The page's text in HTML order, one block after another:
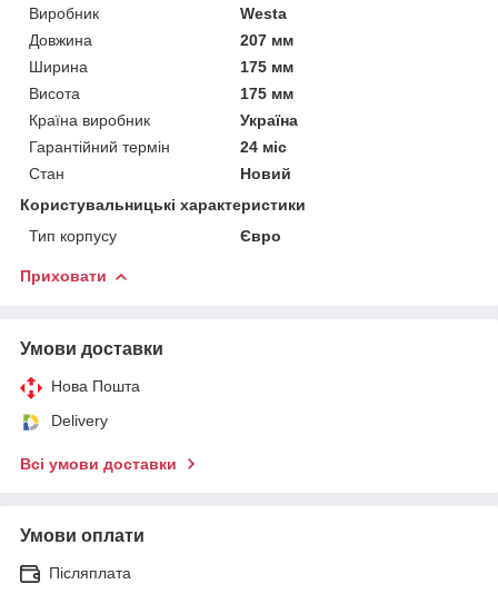
Виробник
Westa
Довжина
207 мм
Ширина
175 мм
Висота
175 мм
Країна виробник
Україна
Гарантійний термін
24 міс
Стан
Новий
Користувальницькі характеристики
Тип корпусу
Євро
Приховати
Умови доставки
Нова Пошта
Delivery
Всі умови доставки
Умови оплати
Післяплата